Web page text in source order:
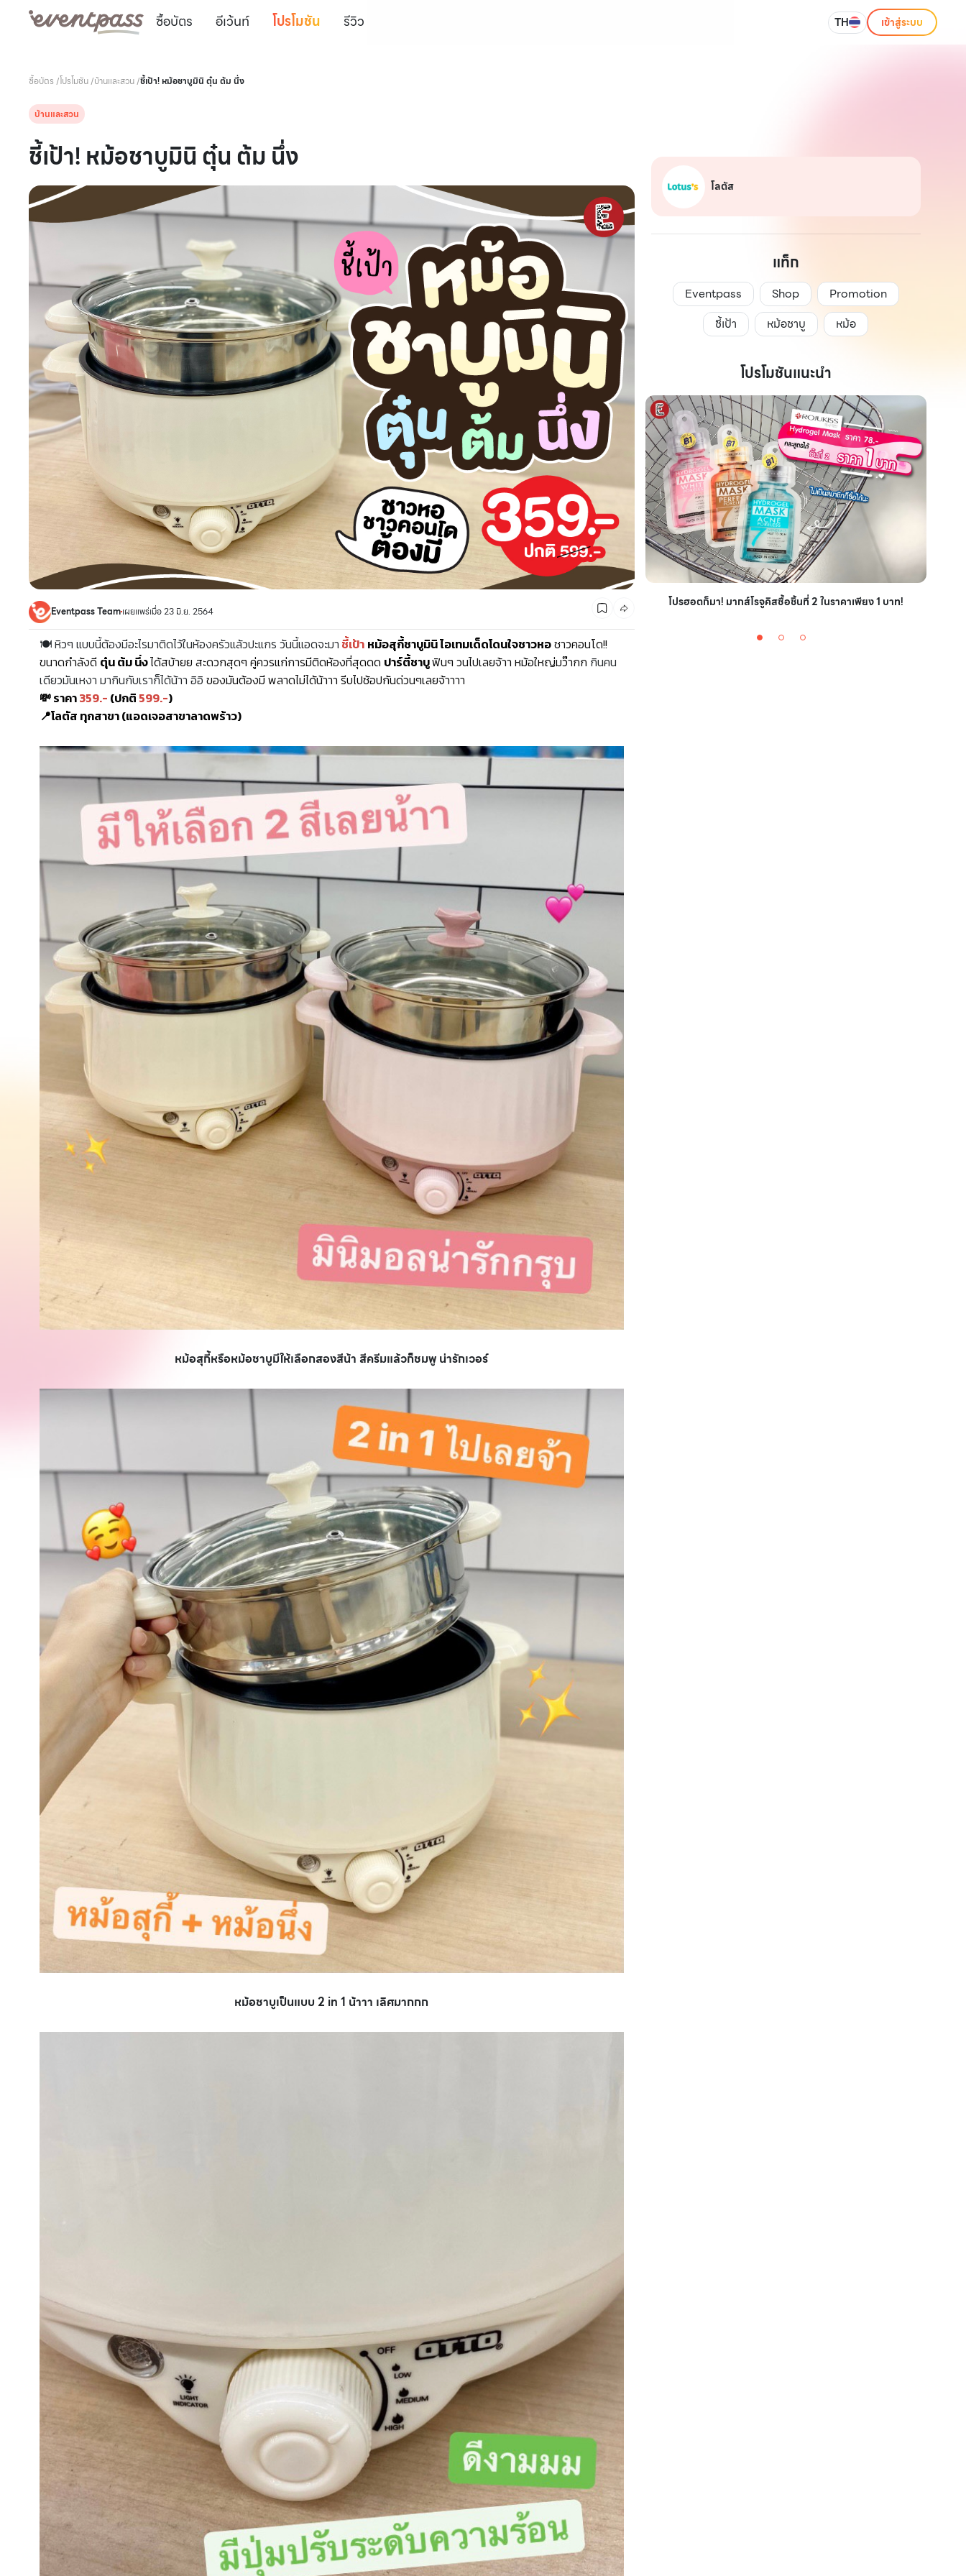
ซื้อบัตร อีเว้นท์ โปรโมชัน รีวิว TH เข้าสู่ระบบ
ซื้อบัตร /โปรโมชัน/บ้านและสวน/ชี้เป้า! หม้อชาบูมินิ ตุ๋น ต้ม นึ่ง
บ้านและสวน
ชี้เป้า! หม้อชาบูมินิ ตุ๋น ต้ม นึ่ง
Eventpass Teamเผยแพร่เมื่อ 23 มิ.ย. 2564
🍽 หิวๆ แบบนี้ต้องมีอะไรมาติดไว้ในห้องครัวแล้วปะแกร วันนี้แอดจะมาชี้เป้า หม้อสุกี้ชาบูมินิ ไอเทมเด็ดโดนใจชาวหอชาวคอนโด!!
ขนาดกำลังดี ตุ๋น ต้ม นึ่งได้สบ้ายย สะดวกสุดๆ คู่ควรแก่การมีติดห้องที่สุดดด ปาร์ตี้ชาบูฟินๆ วนไปเลยจ้าา หม้อใหญ่มว๊ากก กินคน
เดียวมันเหงา มากินกับเราก็ได้น้าา อิอิ ของมันต้องมี พลาดไม่ได้น้าาา รีบไปช้อปกันด่วนๆเลยจ้าาาา
💸ราคา359.- (ปกติ 599.-)
📍โลตัส ทุกสาขา (แอดเจอสาขาลาดพร้าว)
หม้อสุกี้หรือหม้อชาบูมีให้เลือกสองสีน้า สีครีมแล้วก็ชมพู น่ารักเวอร์
หม้อชาบูเป็นแบบ 2 in 1 น้าาา เลิศมากกก
โลตัส
แท็ก
Eventpass Shop
Promotion
ชี้เป้า
หม้อชาบู หม้อ
โปรโมชันแนะนำ
CMG SHOP SHOP รวมแบรนด์ตัวท็อป ลดสูงสุด50% โปรฮอตก็มา! มากส์โรจูคิสซื้อชิ้นที่ 2 ในราคาเพียง 1 บาท!